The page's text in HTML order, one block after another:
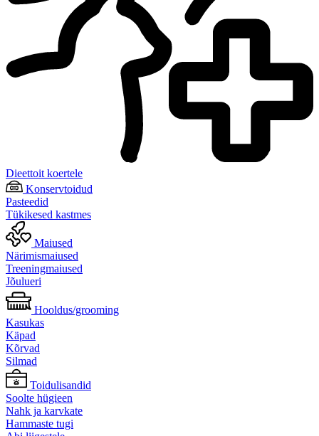
Dieettoit koertele
Konservtoidud
Pasteedid
Tükikesed kastmes
Maiused
Närimismaiused
Treeningmaiused
Jõulueri
Hooldus/grooming
Kasukas
Käpad
Kõrvad
Silmad
Toidulisandid
Soolte hügieen
Nahk ja karvkate
Hammaste tugi